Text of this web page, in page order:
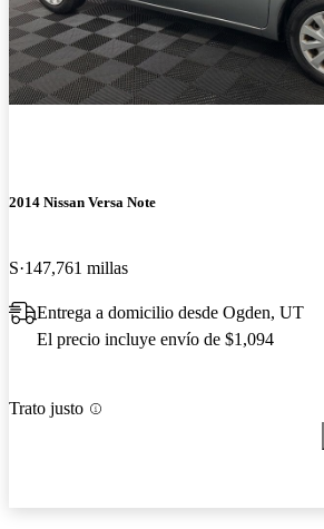
2014 Nissan Versa Note
S 147,761 millas
Entrega a domicilio desde Ogden, UT
El precio incluye envío de $1,094
Trato justo